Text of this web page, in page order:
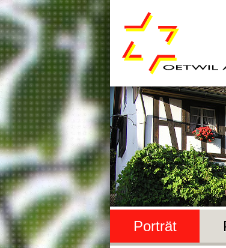
Porträt